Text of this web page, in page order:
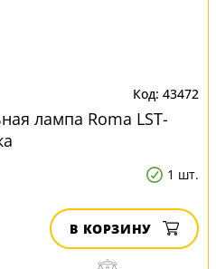
43472
лампа Roma LST-
1 шт.
В КОРЗИНУ